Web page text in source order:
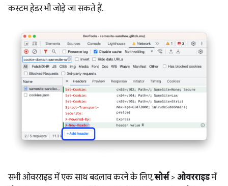
कस्टम हेडर भी जोड़े जा सकते हैं.
सभी ओवरराइड में एक साथ बदलाव करने के लिए,सोर्स> ओवरराइडमें